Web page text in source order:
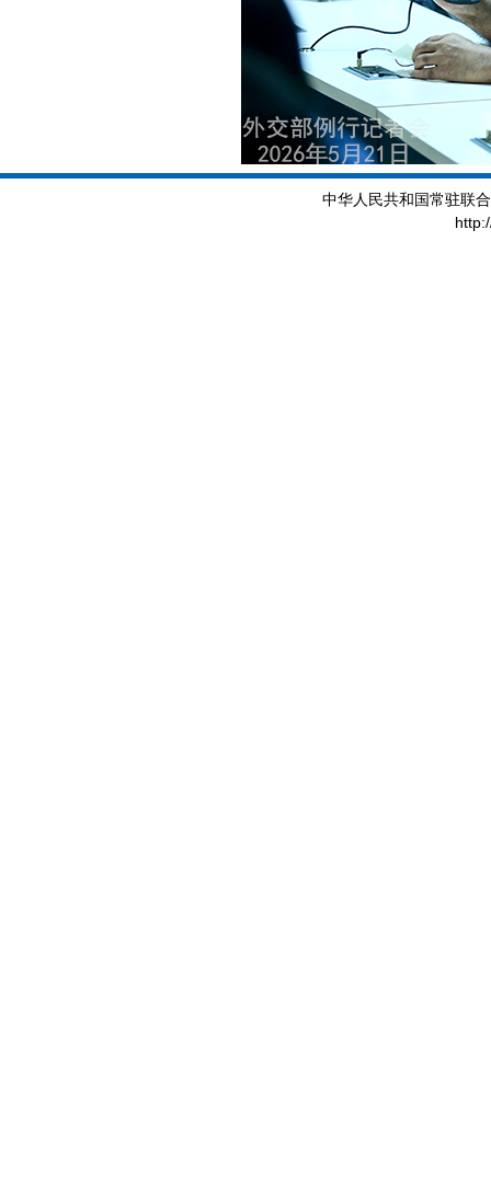
中华人民共和国常驻联